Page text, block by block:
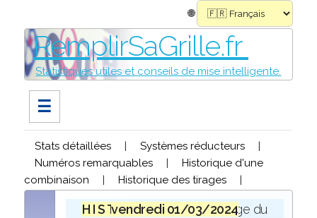
🌐
RemplirSaGrille.fr
Statistiques utiles et conseils de mise intelligente.
☰
Stats détaillées | Systèmes réducteurs
|
Numéros remarquables
|
Historique d'une
combinaison
| Historique des tirages |
H I S T O R I Q U Elors du tirage du
vendredi 01/03/2024